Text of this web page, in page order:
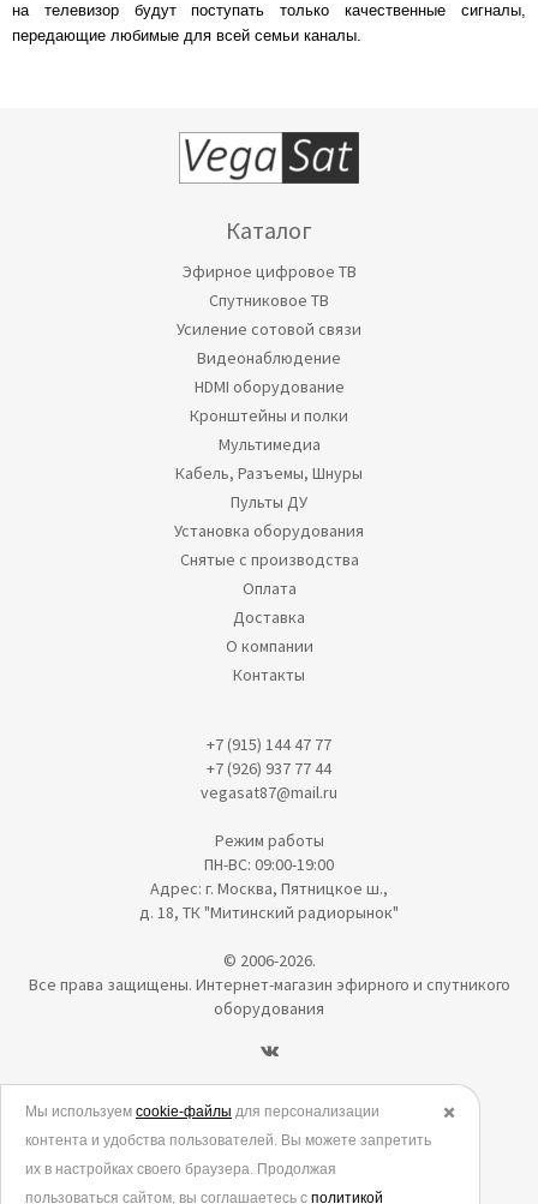
на телевизор будут поступать только качественные сигналы,
передающие любимые для всей семьи каналы.
Каталог
Эфирное цифровое ТВ
Спутниковое ТВ
Усиление сотовой связи
Видеонаблюдение
HDMI оборудование
Кронштейны и полки
Мультимедиа
Кабель, Разъемы, Шнуры
Пульты ДУ
Установка оборудования
Снятые с производства
Оплата
Доставка
О компании
Контакты
+7 (915) 144 47 77
+7 (926) 937 77 44
vegasat87@mail.ru
Режим работы
ПН-ВС: 09:00-19:00
Адрес: г. Москва, Пятницкое ш.,
д. 18, ТК "Митинский радиорынок"
© 2006-2026.
Все права защищены. Интернет-магазин эфирного и спутникого
оборудования
Политика в отношении обработки персональных данных
Согласие на обработку персональных данных
Согласие на обработку данных метрическими программами
✖️
Мы используем cookie-файлы для персонализации
контента и удобства пользователей. Вы можете запретить
их в настройках своего браузера. Продолжая
пользоваться сайтом, вы соглашаетесь с политикой